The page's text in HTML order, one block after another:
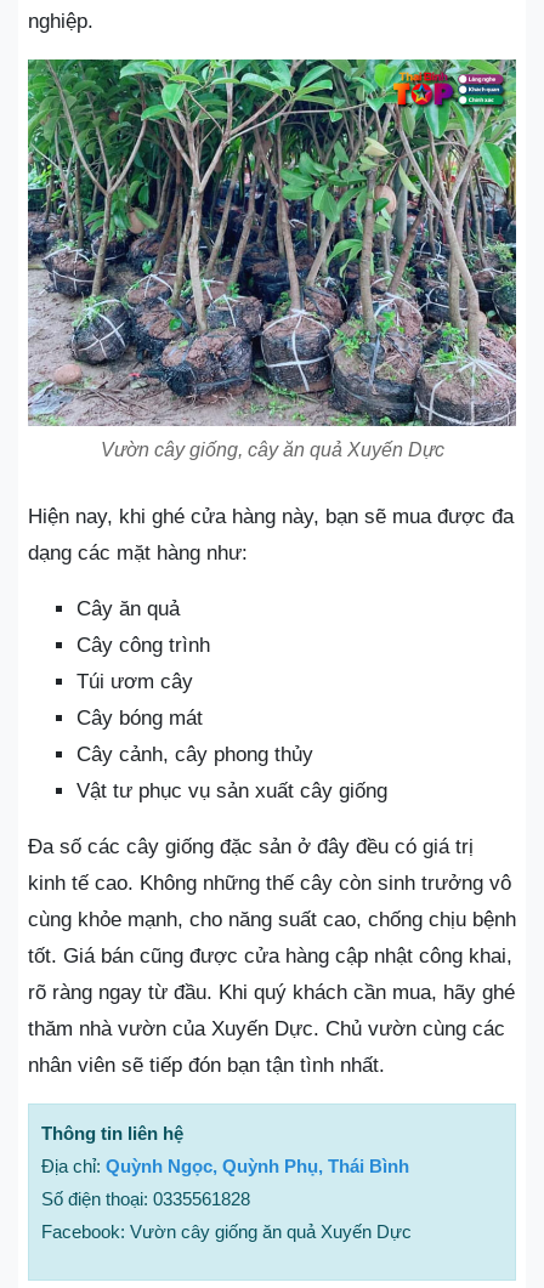
nghiệp.
Vườn cây giống, cây ăn quả Xuyến Dực
Hiện nay, khi ghé cửa hàng này, bạn sẽ mua được đa
dạng các mặt hàng như:
Cây ăn quả
Cây công trình
Túi ươm cây
Cây bóng mát
Cây cảnh, cây phong thủy
Vật tư phục vụ sản xuất cây giống
Đa số các cây giống đặc sản ở đây đều có giá trị
kinh tế cao. Không những thế cây còn sinh trưởng vô
cùng khỏe mạnh, cho năng suất cao, chống chịu bệnh
tốt. Giá bán cũng được cửa hàng cập nhật công khai,
rõ ràng ngay từ đầu. Khi quý khách cần mua, hãy ghé
thăm nhà vườn của Xuyến Dực. Chủ vườn cùng các
nhân viên sẽ tiếp đón bạn tận tình nhất.
Thông tin liên hệ
Địa chỉ: Quỳnh Ngọc, Quỳnh Phụ, Thái Bình
Số điện thoại: 0335561828
Facebook: Vườn cây giống ăn quả Xuyến Dực